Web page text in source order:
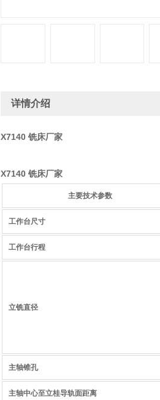
详情介绍
X7140 铣床厂家
X7140 铣床厂家
主要技术参数
工作台尺寸
工作台行程
立铣直径
主轴锥孔
主轴中心至立桂导轨面距离